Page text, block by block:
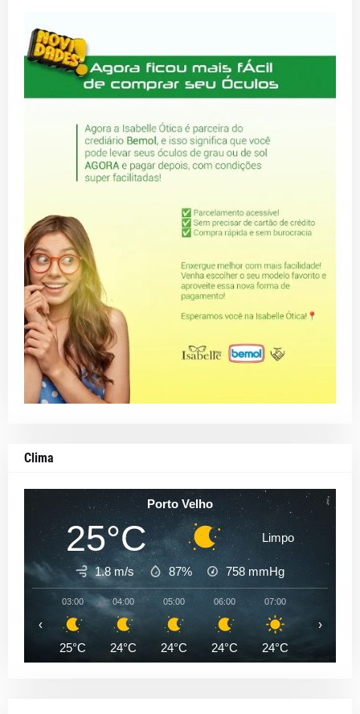
Clima
Porto Velho
25°C Limpo
1.8 m/s 87% 758 mmHg
03:00
25°C
04:00
24°C
05:00
24°C
06:00
24°C
07:00
24°C
‹ ›